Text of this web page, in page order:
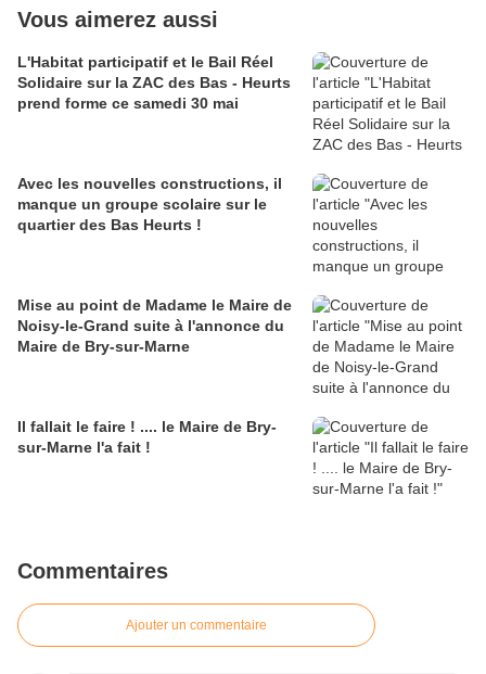
Vous aimerez aussi
L'Habitat participatif et le Bail Réel
Solidaire sur la ZAC des Bas - Heurts
prend forme ce samedi 30 mai
Avec les nouvelles constructions, il
manque un groupe scolaire sur le
quartier des Bas Heurts !
Mise au point de Madame le Maire de
Noisy-le-Grand suite à l'annonce du
Maire de Bry-sur-Marne
Il fallait le faire ! .... le Maire de Bry-
sur-Marne l'a fait !
Commentaires
Ajouter un commentaire